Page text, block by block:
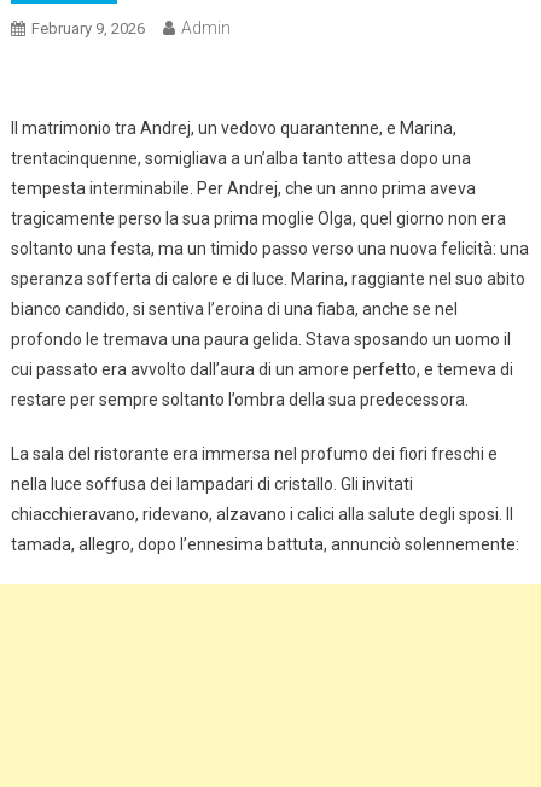
February 9, 2026 Admin
Il matrimonio tra Andrej, un vedovo quarantenne, e Marina,
trentacinquenne, somigliava a un’alba tanto attesa dopo una
tempesta interminabile. Per Andrej, che un anno prima aveva
tragicamente perso la sua prima moglie Olga, quel giorno non era
soltanto una festa, ma un timido passo verso una nuova felicità: una
speranza sofferta di calore e di luce. Marina, raggiante nel suo abito
bianco candido, si sentiva l’eroina di una fiaba, anche se nel
profondo le tremava una paura gelida. Stava sposando un uomo il
cui passato era avvolto dall’aura di un amore perfetto, e temeva di
restare per sempre soltanto l’ombra della sua predecessora.
La sala del ristorante era immersa nel profumo dei fiori freschi e
nella luce soffusa dei lampadari di cristallo. Gli invitati
chiacchieravano, ridevano, alzavano i calici alla salute degli sposi. Il
tamada, allegro, dopo l’ennesima battuta, annunciò solennemente: